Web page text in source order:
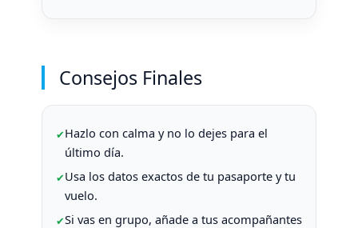
Consejos Finales
Hazlo con calma y no lo dejes para el
último día.
Usa los datos exactos de tu pasaporte y tu
vuelo.
Si vas en grupo, añade a tus acompañantes